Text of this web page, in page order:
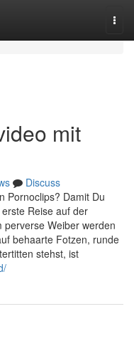
mit
Discuss
Pornoclips? Damit Du
Reise auf der
perverse Weiber werden
behaarte Fotzen, runde
stehst, ist